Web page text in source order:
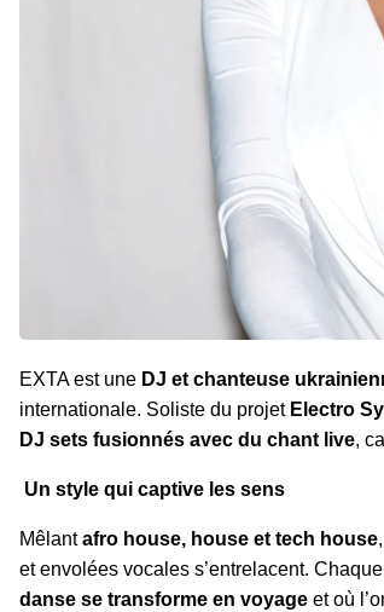
EXTA est une DJ et chanteuse
internationale. Soliste du projet Electro
DJ sets fusionnés avec du chant live,
Un style qui captive les sens
Mêlantafro house, house et tech house
et envolées vocales s’entrelacent.
danse se transforme en voyage et où